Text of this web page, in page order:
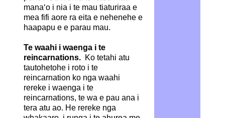
mana‘o i nia i te mau tiaturiraa e
mea fifi aore ra eita e nehenehe e
haapapu e e parau mau.
Te waahi i waenga i te
reincarnations. Ko tetahi atu
tautohetohe i roto i te
reincarnation ko nga waahi
rereke i waenga i te
reincarnations, te wa e pau ana i
tera atu ao. He rereke nga